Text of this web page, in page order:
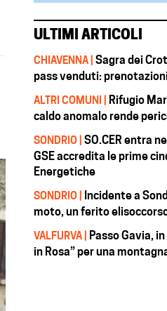
ULTIMI ARTICOLI
CHIAVENNA | Sagra dei
pass venduti:
ALTRI COMUNI | Rifugio
caldo anomalo rende
SONDRIO | SO.CER entra
GSE accredita le prime
Energetiche
SONDRIO | Incidente a
moto, un ferito
VALFURVA | Passo Gavia,
in Rosa” per una